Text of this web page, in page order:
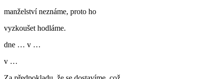
manželství neznáme, proto ho
vyzkoušet hodláme.
dne … v …
v …